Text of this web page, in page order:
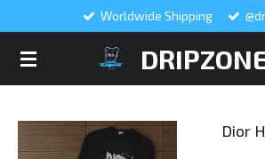
Worldwide Shipping
Dior